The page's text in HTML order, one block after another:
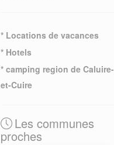
* Locations de vacances
* Hotels
* camping region de Caluire-
et-Cuire
Les communes
proches